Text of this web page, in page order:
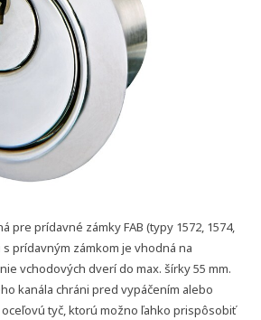
pre prídavné zámky FAB (typy 1572, 1574,
s prídavným zámkom je vhodná na
vchodových dverí do max. šírky 55 mm.
kanála chráni pred vypáčením alebo
tyč, ktorú možno ľahko prispôsobiť